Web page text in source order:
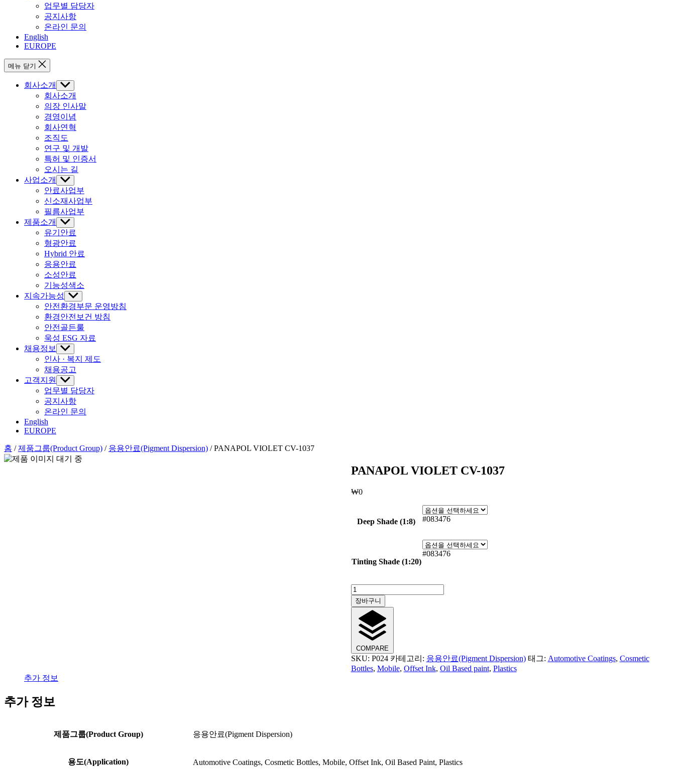
업무별 담당자
공지사항
온라인 문의
English
EUROPE
메뉴 닫기
회사소개
하
위
메
뉴
표
시
회사소개
의장 인사말
경영이념
회사연혁
조직도
연구 및 개발
특허 및 인증서
오시는 길
사업소개
하
위
메
뉴
표
시
안료사업부
신소재사업부
필름사업부
제품소개
하
위
메
뉴
표
시
유기안료
형광안료
Hybrid 안료
응용안료
소성안료
기능성색소
지속가능성
하
위
메
뉴
표
시
안전환경부문 운영방침
환경안전보건 방침
안전골든룰
욱성 ESG 자료
채용정보
하
위
메
뉴
표
시
인사 · 복지 제도
채용공고
고객지원
하
위
메
뉴
표
업무별 담당자
공지사항
온라인 문의
English
EUROPE
홈 /제품그룹(Product Group) / 응용안료(Pigment Dispersion) / PANAPOL VIOLET CV-1037
PANAPOL VIOLET CV-1037
₩0
Deep Shade (1:8) #083476
Tinting Shade (1:20)
#083476
PANAPOL
VIOLET
CV-
1037
장바구니
COMPARE
SKU: P024 카테고리: 응용안료(Pigment Dispersion) 태그: Automotive Coatings, Cosmetic
Bottles, Mobile, Offset Ink, Oil Based paint, Plastics
추가 정보
추가 정보
제품그룹(Product Group) 응용안료(Pigment Dispersion)
용도(Application) Automotive Coatings, Cosmetic Bottles, Mobile, Offset Ink, Oil Based Paint, Plastics